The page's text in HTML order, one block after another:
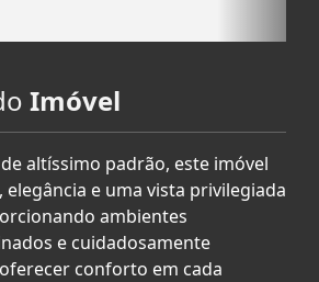
Imóvel
altíssimo padrão, este imóvel
e uma vista privilegiada
ambientes
e cuidadosamente
conforto em cada